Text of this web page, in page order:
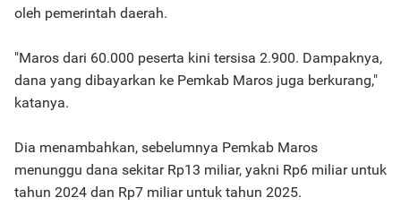
oleh pemerintah daerah.
"Maros dari 60.000 peserta kini tersisa 2.900. Dampaknya,
dana yang dibayarkan ke Pemkab Maros juga berkurang,"
katanya.
Dia menambahkan, sebelumnya Pemkab Maros
menunggu dana sekitar Rp13 miliar, yakni Rp6 miliar untuk
tahun 2024 dan Rp7 miliar untuk tahun 2025.